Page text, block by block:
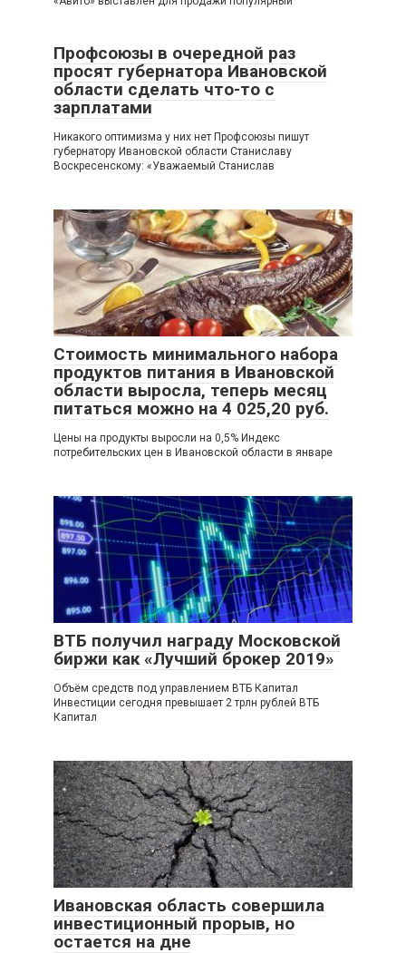
Профсоюзы в очередной раз
просят губернатора Ивановской
области сделать что-то с
зарплатами
Никакого оптимизма у них нет Профсоюзы пишут
губернатору Ивановской области Станиславу
Воскресенскому: «Уважаемый Станислав
Стоимость минимального набора
продуктов питания в Ивановской
области выросла, теперь месяц
питаться можно на 4 025,20 руб.
Цены на продукты выросли на 0,5% Индекс
потребительских цен в Ивановской области в январе
ВТБ получил награду Московской
биржи как «Лучший брокер 2019»
Объём средств под управлением ВТБ Капитал
Инвестиции сегодня превышает 2 трлн рублей ВТБ
Капитал
Ивановская область совершила
инвестиционный прорыв, но
остается на дне